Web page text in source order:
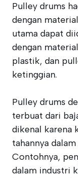
Pulley drums
dengan
utama dapat
dengan
plastik, dan
ketinggian.
Pulley drums
terbuat dari
dikenal karena
tahannya
Contohnya,
dalam industri